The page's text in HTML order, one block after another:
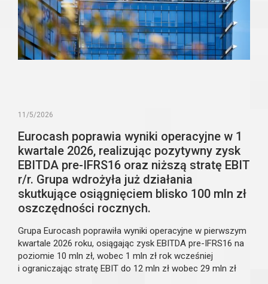
11/5/2026
Eurocash poprawia wyniki operacyjne w 1
kwartale 2026, realizując pozytywny zysk
EBITDA pre-IFRS16 oraz niższą stratę EBIT
r/r. Grupa wdrożyła już działania
skutkujące osiągnięciem blisko 100 mln zł
oszczędności rocznych.
Grupa Eurocash poprawiła wyniki operacyjne w pierwszym
kwartale 2026 roku, osiągając zysk EBITDA pre-IFRS16 na
poziomie 10 mln zł, wobec 1 mln zł rok wcześniej
i ograniczając stratę EBIT do 12 mln zł wobec 29 mln zł